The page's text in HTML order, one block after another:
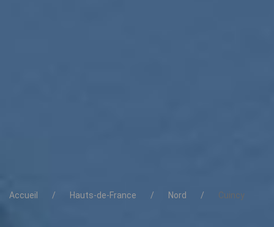
Accueil Hauts-de-France Nord Cuincy